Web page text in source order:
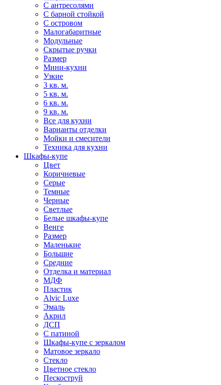
С антресолями
С барной стойкой
С островом
Малогабаритные
Модульные
Скрытые ручки
Размер
Мини-кухни
Узкие
3 кв. м.
5 кв. м.
6 кв. м.
9 кв. м.
Все для кухни
Варианты отделки
Мойки и смесители
Техника для кухни
Шкафы-купе
Цвет
Коричневые
Серые
Темные
Черные
Светлые
Белые шкафы-купе
Венге
Размер
Маленькие
Большие
Средние
Отделка и материал
МДФ
Пластик
Alvic Luxe
Эмаль
Акрил
ДСП
С патиной
Шкафы-купе с зеркалом
Матовое зеркало
Стекло
Цветное стекло
Пескоструй